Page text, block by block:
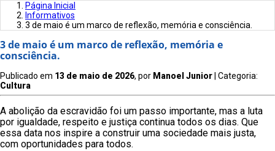
Página Inicial
Informativos
3 de maio é um marco de reflexão, memória e consciência.
3 de maio é um marco de reflexão, memória e
consciência.
Publicado em 13 de maio de 2026, por Manoel Junior | Categoria:
Cultura
A abolição da escravidão foi um passo importante, mas a luta
por igualdade, respeito e justiça continua todos os dias. Que
essa data nos inspire a construir uma sociedade mais justa,
com oportunidades para todos.